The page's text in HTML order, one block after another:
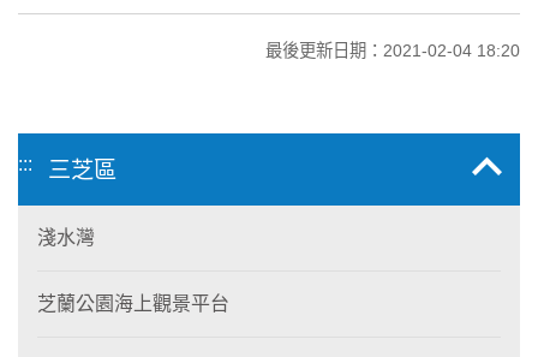
最後更新日期：2021-02-04 18:20
::: 三芝區
淺水灣
芝蘭公園海上觀景平台